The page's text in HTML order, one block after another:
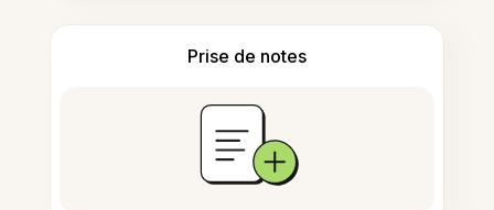
Prise de notes